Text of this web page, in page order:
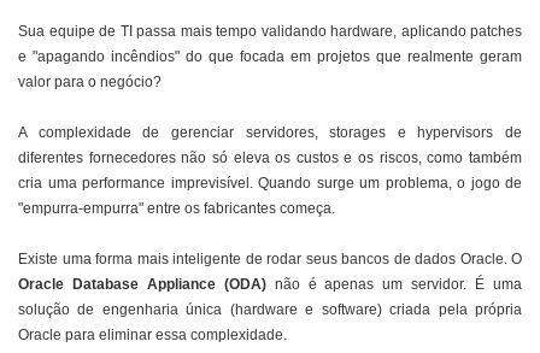
Sua equipe de TI passa mais tempo validando hardware, aplicando patches
e "apagando incêndios" do que focada em projetos que realmente geram
valor para o negócio?
A complexidade de gerenciar servidores, storages e hypervisors de
diferentes fornecedores não só eleva os custos e os riscos, como também
cria uma performance imprevisível. Quando surge um problema, o jogo de
"empurra-empurra" entre os fabricantes começa.
Existe uma forma mais inteligente de rodar seus bancos de dados Oracle. O
Oracle Database Appliance (ODA)não é apenas um servidor. É uma
solução de engenharia única (hardware e software) criada pela própria
Oracle para eliminar essa complexidade.